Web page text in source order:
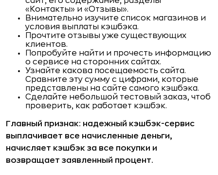
«Контакты» и «Отзывы».
Внимательно изучите список магазинов и
условия выплаты кэшбэка.
Прочтите отзывы уже существующих
клиентов.
Попробуйте найти и прочесть информацию
о сервисе на сторонних сайтах.
Узнайте какова посещаемость сайта.
Сравните эту сумму с цифрами, которые
представлены на сайте самого кэшбэка.
Сделайте небольшой тестовый заказ, чтоб
проверить, как работает кэшбэк.
Главный признак: надежный кэшбэк-сервис
выплачивает все начисленные деньги,
начисляет кэшбэк за все покупки и
возвращает заявленный процент.